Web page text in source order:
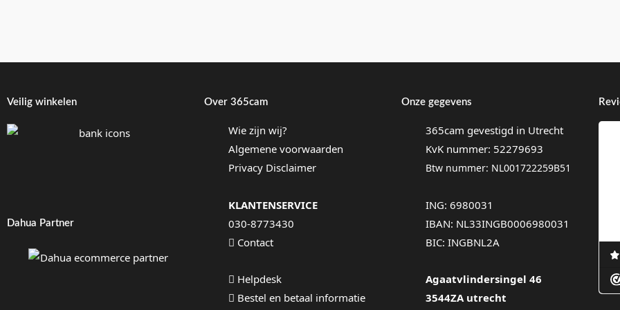
Veilig winkelen
Dahua Partner
Over 365cam
Wie zijn wij?
Algemene voorwaarden
Privacy Disclaimer
KLANTENSERVICE
030-8773430
Contact
Helpdesk
Bestel en betaal informatie
Onze gegevens
365cam gevestigd in Utrecht
KvK nummer: 52279693
Btw nummer: NL001722259B51
ING: 6980031
IBAN: NL33INGB0006980031
BIC: INGBNL2A
Agaatvlindersingel 46
3544ZA utrecht